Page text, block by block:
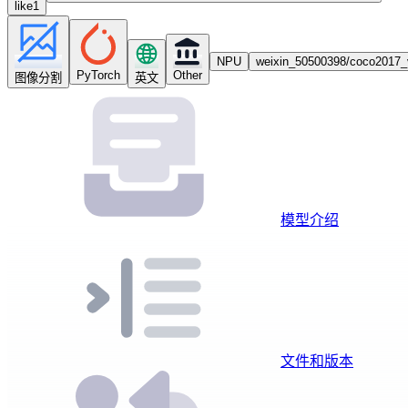
like1
图像分割 PyTorch 英文 Other
NPU weixin_50500398/
模型介绍
文件和版本